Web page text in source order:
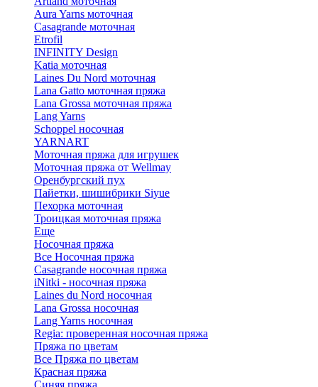
Aura Yarns моточная
Casagrande моточная
Etrofil
INFINITY Design
Katia моточная
Laines Du Nord моточная
Lana Gatto моточная пряжа
Lana Grossa моточная пряжа
Lang Yarns
Schoppel носочная
YARNART
Моточная пряжа для игрушек
Моточная пряжа от Wellmay
Оренбургский пух
Пайетки, шишибрики Siyue
Пехорка моточная
Троицкая моточная пряжа
Еще
Носочная пряжа
Все Носочная пряжа
Casagrande носочная пряжа
iNitki - носочная пряжа
Laines du Nord носочная
Lana Grossa носочная
Lang Yarns носочная
Regia: проверенная носочная пряжа
Пряжа по цветам
Все Пряжа по цветам
Красная пряжа
Синяя пряжа